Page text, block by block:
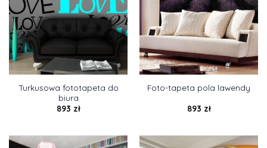
Turkusowa fototapeta do
biura
893 zł
Foto-tapeta pola lawendy
893 zł